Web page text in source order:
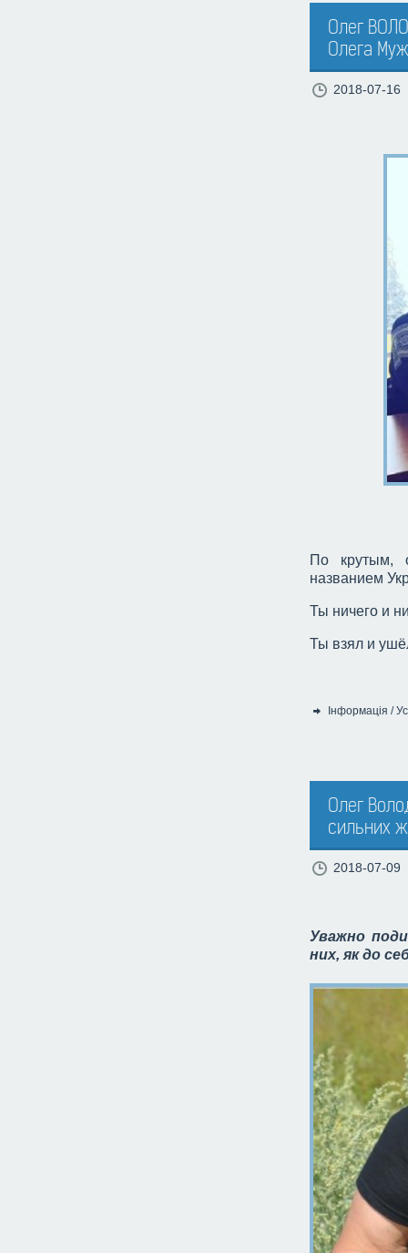
Олег
Олега
2018-07-16
По крутым,
названием
Ты ничего и
Ты взял и
Інформація /
Олег
сильних
2018-07-09
Уважно
них, як до